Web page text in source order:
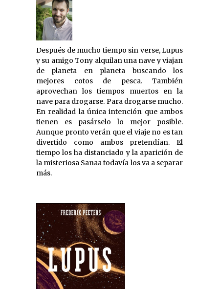
Después de mucho tiempo sin verse, Lupus
y su amigo Tony alquilan una nave y viajan
de planeta en planeta buscando los
mejores cotos de pesca. También
aprovechan los tiempos muertos en la
nave para drogarse. Para drogarse mucho.
En realidad la única intención que ambos
tienen es pasárselo lo mejor posible.
Aunque pronto verán que el viaje no es tan
divertido como ambos pretendían. El
tiempo los ha distanciado y la aparición de
la misteriosa Sanaa todavía los va a separar
más.